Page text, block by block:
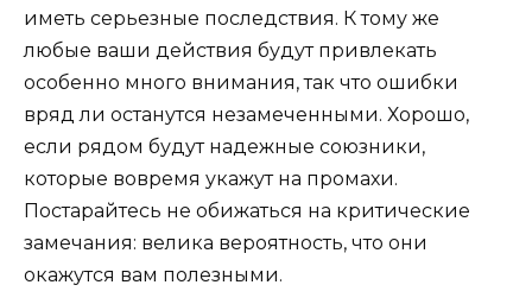
иметь серьезные последствия. К тому же
любые ваши действия будут привлекать
особенно много внимания, так что ошибки
вряд ли останутся незамеченными. Хорошо,
если рядом будут надежные союзники,
которые вовремя укажут на промахи.
Постарайтесь не обижаться на критические
замечания: велика вероятность, что они
окажутся вам полезными.